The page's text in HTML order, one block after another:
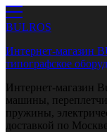
BULROS
Интернет-магазин
типографское
Интернет-магазин
машины,
пружины,
доставкой по